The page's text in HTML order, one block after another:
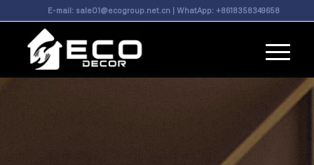
E-mail: sale01@ecogroup.net.cn | WhatApp: +8618358349658